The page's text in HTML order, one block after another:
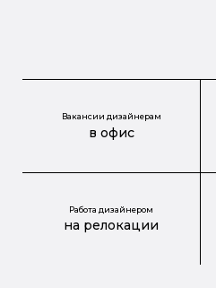
Вакансии дизайнерам
в офис
Работа дизайнером
на релокации